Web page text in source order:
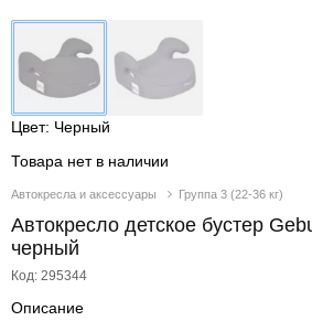
Автокресла и аксессуары Группа 3 (22-36 кг)
Автокресло детское бустер
черный
Код: 295344
Цвет: Черный
Товара нет в наличии
Описание